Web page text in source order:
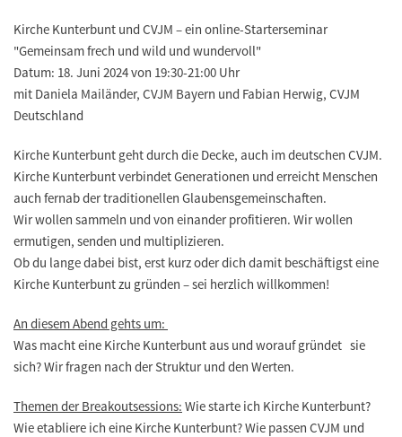
Kirche Kunterbunt und CVJM – ein online-Starterseminar
"Gemeinsam frech und wild und wundervoll"
Datum: 18. Juni 2024 von 19:30-21:00 Uhr
mit Daniela Mailänder, CVJM Bayern und Fabian Herwig, CVJM
Deutschland
Kirche Kunterbunt geht durch die Decke, auch im deutschen CVJM.
Kirche Kunterbunt verbindet Generationen und erreicht Menschen
auch fernab der traditionellen Glaubensgemeinschaften.
Wir wollen sammeln und von einander profitieren. Wir wollen
ermutigen, senden und multiplizieren.
Ob du lange dabei bist, erst kurz oder dich damit beschäftigst eine
Kirche Kunterbunt zu gründen – sei herzlich willkommen!
An diesem Abend gehts um:
Was macht eine Kirche Kunterbunt aus und worauf gründet sie
sich? Wir fragen nach der Struktur und den Werten.
Themen der Breakoutsessions: Wie starte ich Kirche Kunterbunt?
Wie etabliere ich eine Kirche Kunterbunt? Wie passen CVJM und